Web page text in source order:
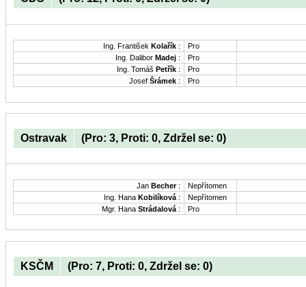
Ing. František Kolařík :
Pro
Ing. Dalibor Madej :
Pro
Ing. Tomáš Petřík :
Pro
Josef Šrámek : Pro
Ostravak (Pro: 3, Proti: 0, Zdržel se: 0)
Jan Becher:
Nepřítomen
Ing. Hana Kobilíková :
Nepřítomen
Mgr. Hana Strádalová : Pro
KSČM (Pro: 7, Proti: 0, Zdržel se: 0)